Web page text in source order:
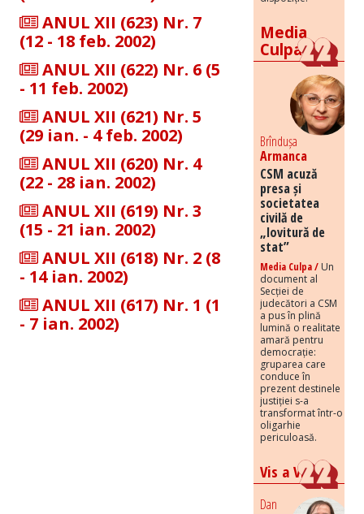
ANUL XII (623) Nr. 7
(12 - 18 feb. 2002)
ANUL XII (622) Nr. 6 (5
- 11 feb. 2002)
ANUL XII (621) Nr. 5
(29 ian. - 4 feb. 2002)
ANUL XII (620) Nr. 4
(22 - 28 ian. 2002)
ANUL XII (619) Nr. 3
(15 - 21 ian. 2002)
ANUL XII (618) Nr. 2 (8
- 14 ian. 2002)
ANUL XII (617) Nr. 1 (1
- 7 ian. 2002)
Media
Culpa
Brîndușa
Armanca
CSM acuză
presa și
societatea
civilă de
„lovitură de
stat”
Media Culpa / Un
document al
Secției de
judecători a CSM
a pus în plină
lumină o realitate
amară pentru
democrație:
gruparea care
conduce în
prezent destinele
justiției s-a
transformat într-o
oligarhie
periculoasă.
Vis a Vis
Dan